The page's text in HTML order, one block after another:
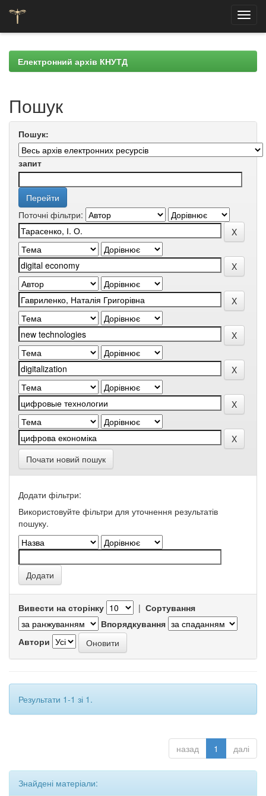
navigationЕлектронний архів КНУТД
Пошук
Пошук:
запит
Поточні фільтри:
Почати новий пошук
Додати фільтри:
Використовуйте фільтри для уточнення результатів
пошуку.
Вивести на сторінку | Сортування
Впорядкування
Автори
Результати 1-1 зі 1.
назад 1 далі
Знайдені матеріали: